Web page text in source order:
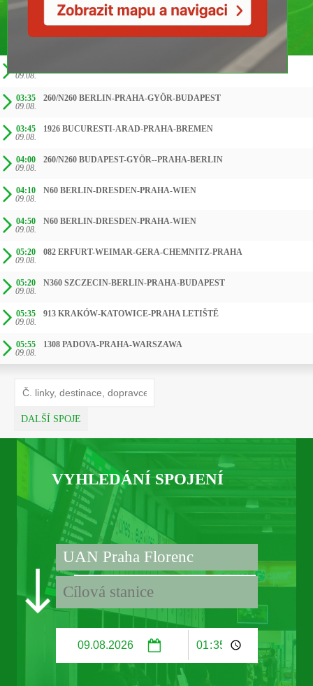
09.08.
03:35
09.08.
260/N260 BERLIN-PRAHA-GYÖR-BUDAPEST
03:45
09.08.
1926 BUCURESTI-ARAD-PRAHA-BREMEN
04:00
09.08.
260/N260 BUDAPEST-GYÖR--PRAHA-BERLIN
04:10
09.08.
N60 BERLIN-DRESDEN-PRAHA-WIEN
04:50
09.08.
N60 BERLIN-DRESDEN-PRAHA-WIEN
05:20
09.08.
082 ERFURT-WEIMAR-GERA-CHEMNITZ-PRAHA
05:20
09.08.
N360 SZCZECIN-BERLIN-PRAHA-BUDAPEST
05:35
09.08.
913 KRAKÓW-KATOWICE-PRAHA LETIŠTĚ
05:55
09.08.
1308 PADOVA-PRAHA-WARSZAWA
DALŠÍ SPOJE
VYHLEDÁNÍ SPOJENÍ